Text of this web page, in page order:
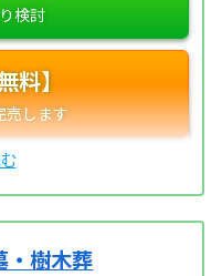
料】
・樹木葬